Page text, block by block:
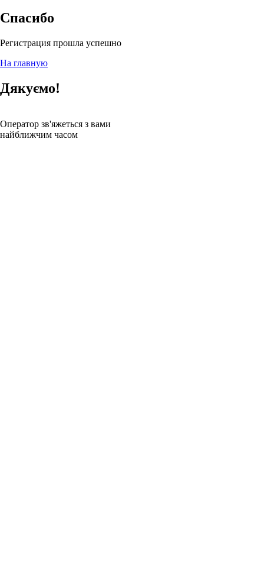
Спасибо
Регистрация прошла успешно
На главную
Дякуємо!
Оператор зв'яжеться з вами
найближчим часом